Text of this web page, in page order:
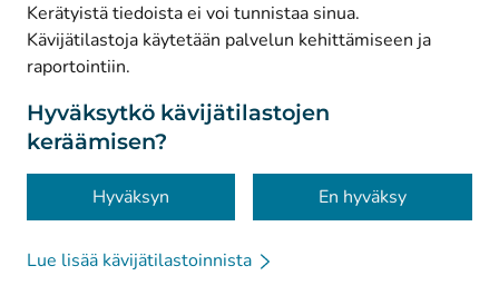
Kerätyistä tiedoista ei voi tunnistaa sinua.
Kävijätilastoja käytetään palvelun kehittämiseen ja
raportointiin.
Hyväksytkö kävijätilastojen
keräämisen?
Hyväksyn En hyväksy
Lue lisää kävijätilastoinnista
© Kanta-Palvelut, Kansaneläkelaitos
Tietosuoja
Tietoa sivustosta
Saavutettavuus
Evästeet